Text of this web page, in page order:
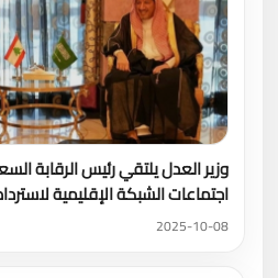
وزير العدل يلتقي رئيس الرقابة
اجتماعات الشبكة الإقليمية
2025-10-08